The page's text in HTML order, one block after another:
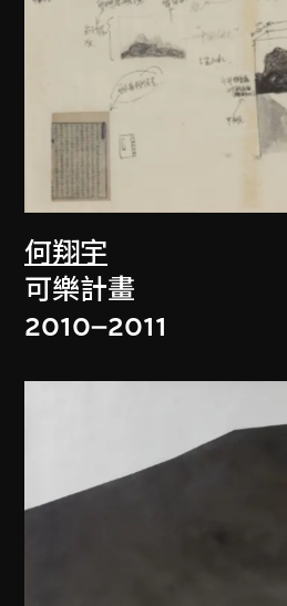
何翔宇
可樂計畫
2010–2011